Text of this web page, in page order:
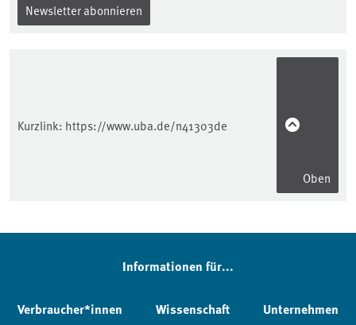
Newsletter abonnieren
Kurzlink: https://www.uba.de/n41303de
Oben
Informationen für...
Verbraucher*innen Wissenschaft Unternehmen